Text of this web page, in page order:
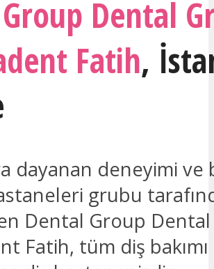
Dental
Fatih,
dayanan deneyimi ve
grubu
Dental Group
Fatih, tüm diş bakımı